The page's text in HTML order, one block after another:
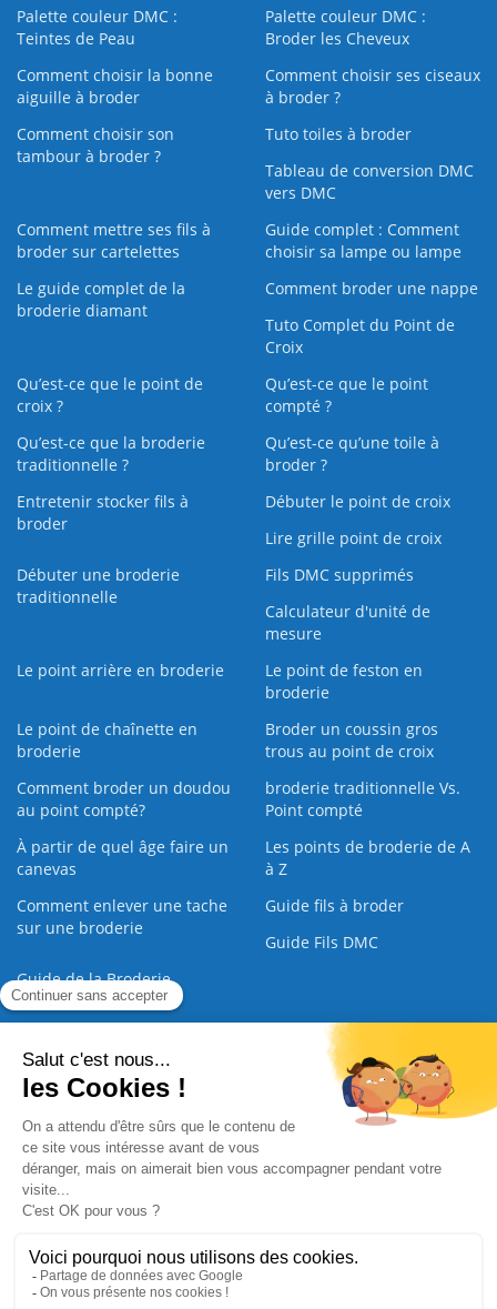
Palette couleur DMC :
Teintes de Peau
Palette couleur DMC :
Broder les Cheveux
Comment choisir la bonne
aiguille à broder
Comment choisir ses ciseaux
à broder ?
Comment choisir son
tambour à broder ?
Tuto toiles à broder
Tableau de conversion DMC
vers DMC
Comment mettre ses fils à
broder sur cartelettes
Guide complet : Comment
choisir sa lampe ou lampe
Le guide complet de la
broderie diamant
Comment broder une nappe
Tuto Complet du Point de
Croix
Qu’est-ce que le point de
croix ?
Qu’est-ce que le point
compté ?
Qu’est-ce que la broderie
traditionnelle ?
Qu’est‑ce qu’une toile à
broder ?
Entretenir stocker fils à
broder
Débuter le point de croix
Lire grille point de croix
Débuter une broderie
traditionnelle
Fils DMC supprimés
Calculateur d'unité de
mesure
Le point arrière en broderie
Le point de feston en
broderie
Le point de chaînette en
broderie
Broder un coussin gros
trous au point de croix
Comment broder un doudou
au point compté?
broderie traditionnelle Vs.
Point compté
À partir de quel âge faire un
canevas
Les points de broderie de A
à Z
Comment enlever une tache
sur une broderie
Guide fils à broder
Guide Fils DMC
Guide de la Broderie
Commande Papier | Nous contacter |
Paiement sécurisé |
2008 - 2026 © CreaMagic. ALL Rights Reserved.